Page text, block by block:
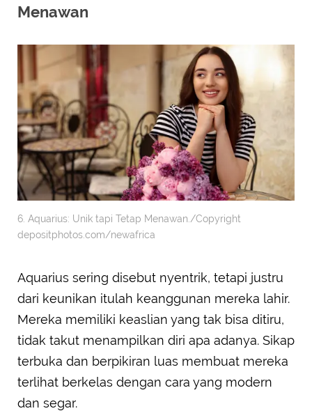
Menawan
6. Aquarius: Unik tapi Tetap Menawan./Copyright
depositphotos.com/newafrica
Aquarius sering disebut nyentrik, tetapi justru
dari keunikan itulah keanggunan mereka lahir.
Mereka memiliki keaslian yang tak bisa ditiru,
tidak takut menampilkan diri apa adanya. Sikap
terbuka dan berpikiran luas membuat mereka
terlihat berkelas dengan cara yang modern
dan segar.